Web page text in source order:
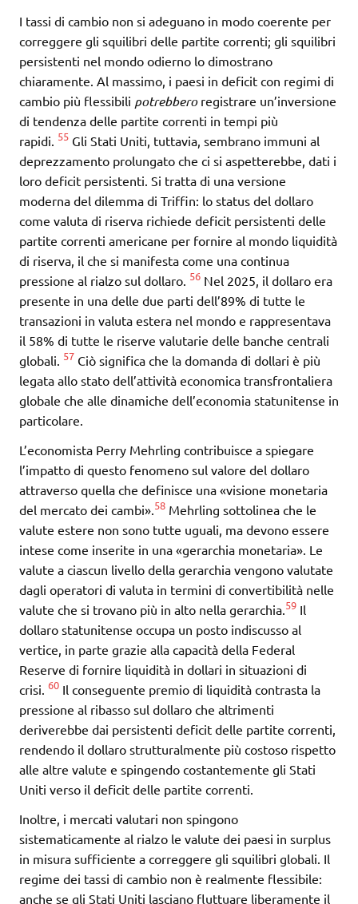
I tassi di cambio non si adeguano in modo coerente per
correggere gli squilibri delle partite correnti; gli squilibri
persistenti nel mondo odierno lo dimostrano
chiaramente. Al massimo, i paesi in deficit con regimi di
cambio più flessibili potrebberoregistrare un’inversione
di tendenza delle partite correnti in tempi più
rapidi. 55 Gli Stati Uniti, tuttavia, sembrano immuni al
deprezzamento prolungato che ci si aspetterebbe, dati i
loro deficit persistenti. Si tratta di una versione
moderna del dilemma di Triffin: lo status del dollaro
come valuta di riserva richiede deficit persistenti delle
partite correnti americane per fornire al mondo liquidità
di riserva, il che si manifesta come una continua
pressione al rialzo sul dollaro. 56 Nel 2025, il dollaro era
presente in una delle due parti dell’89% di tutte le
transazioni in valuta estera nel mondo e rappresentava
il 58% di tutte le riserve valutarie delle banche centrali
globali. 57 Ciò significa che la domanda di dollari è più
legata allo stato dell’attività economica transfrontaliera
globale che alle dinamiche dell’economia statunitense in
particolare.
L’economista Perry Mehrling contribuisce a spiegare
l’impatto di questo fenomeno sul valore del dollaro
attraverso quella che definisce una «visione monetaria
del mercato dei cambi». 58 Mehrling sottolinea che le
valute estere non sono tutte uguali, ma devono essere
intese come inserite in una «gerarchia monetaria». Le
valute a ciascun livello della gerarchia vengono valutate
dagli operatori di valuta in termini di convertibilità nelle
valute che si trovano più in alto nella gerarchia. 59 Il
dollaro statunitense occupa un posto indiscusso al
vertice, in parte grazie alla capacità della Federal
Reserve di fornire liquidità in dollari in situazioni di
crisi. 60 Il conseguente premio di liquidità contrasta la
pressione al ribasso sul dollaro che altrimenti
deriverebbe dai persistenti deficit delle partite correnti,
rendendo il dollaro strutturalmente più costoso rispetto
alle altre valute e spingendo costantemente gli Stati
Uniti verso il deficit delle partite correnti.
Inoltre, i mercati valutari non spingono
sistematicamente al rialzo le valute dei paesi in surplus
in misura sufficiente a correggere gli squilibri globali. Il
regime dei tassi di cambio non è realmente flessibile:
anche se gli Stati Uniti lasciano fluttuare liberamente il